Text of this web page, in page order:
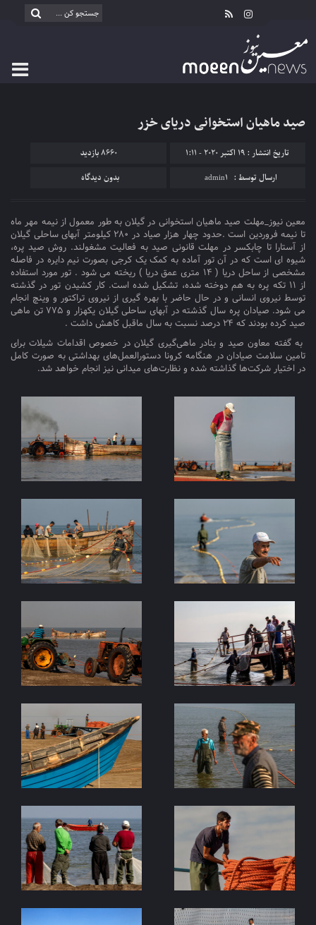
صید ماهیان استخوانی دریای خزر
تاریخ انتشار : 19 اکتبر 2020 - 1:11 8660 بازدید
ارسال توسط : admin1 بدون دیدگاه
معین نیوز_مهلت صید ماهیان استخوانی در گیلان به طور معمول از نیمه مهر ماه
تا نیمه فروردین است .حدود چهار هزار صیاد در ۲۸۰ کیلومتر آبهای ساحلی گیلان
از آستارا تا چابکسر در مهلت قانونی صید به فعالیت مشغولند. روش صید پره،
شیوه ای است که در آن تور آماده به کمک یک کرجی بصورت نیم دایره در فاصله
مشخصی از ساحل دریا ( ۱۴ متری عمق دریا ) ریخته می شود . تور مورد استفاده
از ۱۱ تکه پره به هم دوخته شده، تشکیل شده است. کار کشیدن تور در گذشته
توسط نیروی انسانی و در حال حاضر با بهره گیری از نیروی تراکتور و وینچ انجام
می شود. صیادان پره سال گذشته در آبهای ساحلی گیلان یکهزار و ۷۷۵ تن ماهی
صید کرده بودند که ۲۴ درصد نسبت به سال ماقبل کاهش داشت .
به گفته معاون صید و بنادر ماهی‌گیری گیلان در خصوص اقدامات شیلات برای
تامین سلامت صیادان در هنگامه کرونا دستورالعمل‌های بهداشتی به صورت کامل
در اختیار شرکت‌ها گذاشته شده و نظارت‌های میدانی نیز انجام خواهد شد.